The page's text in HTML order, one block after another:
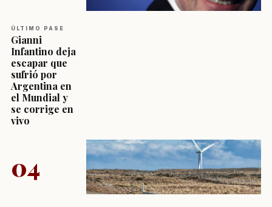
ÚLTIMO PASE
Gianni
Infantino deja
escapar que
sufrió por
Argentina en
el Mundial y
se corrige en
vivo
04